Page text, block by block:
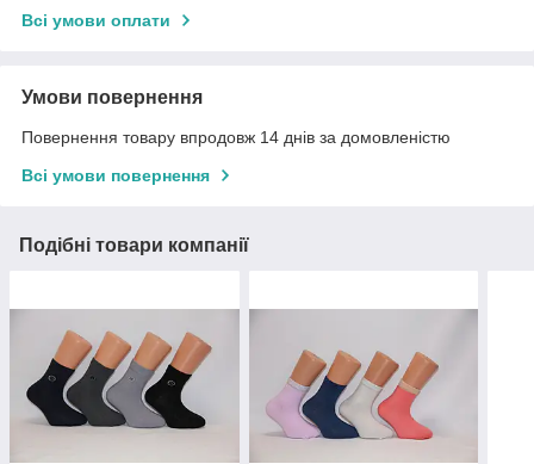
Всі умови оплати
Умови повернення
Повернення товару впродовж 14 днів за домовленістю
Всі умови повернення
Подібні товари компанії